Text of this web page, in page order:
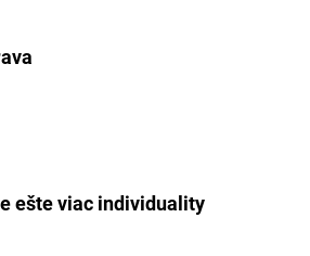
ešte viac individuality